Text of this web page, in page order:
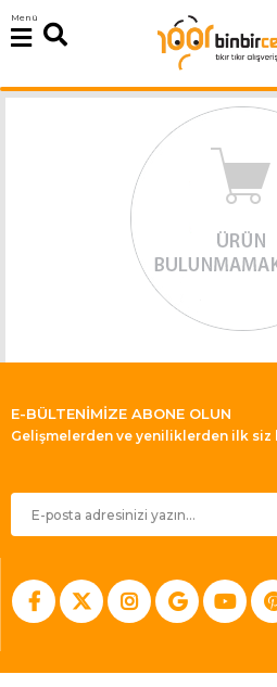
Menü
E-BÜLTENİMİZE ABONE OLUN
Gelişmelerden ve yeniliklerden ilk siz